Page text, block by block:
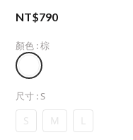
NT$790
顏色 : 棕
尺寸 : S
S M L